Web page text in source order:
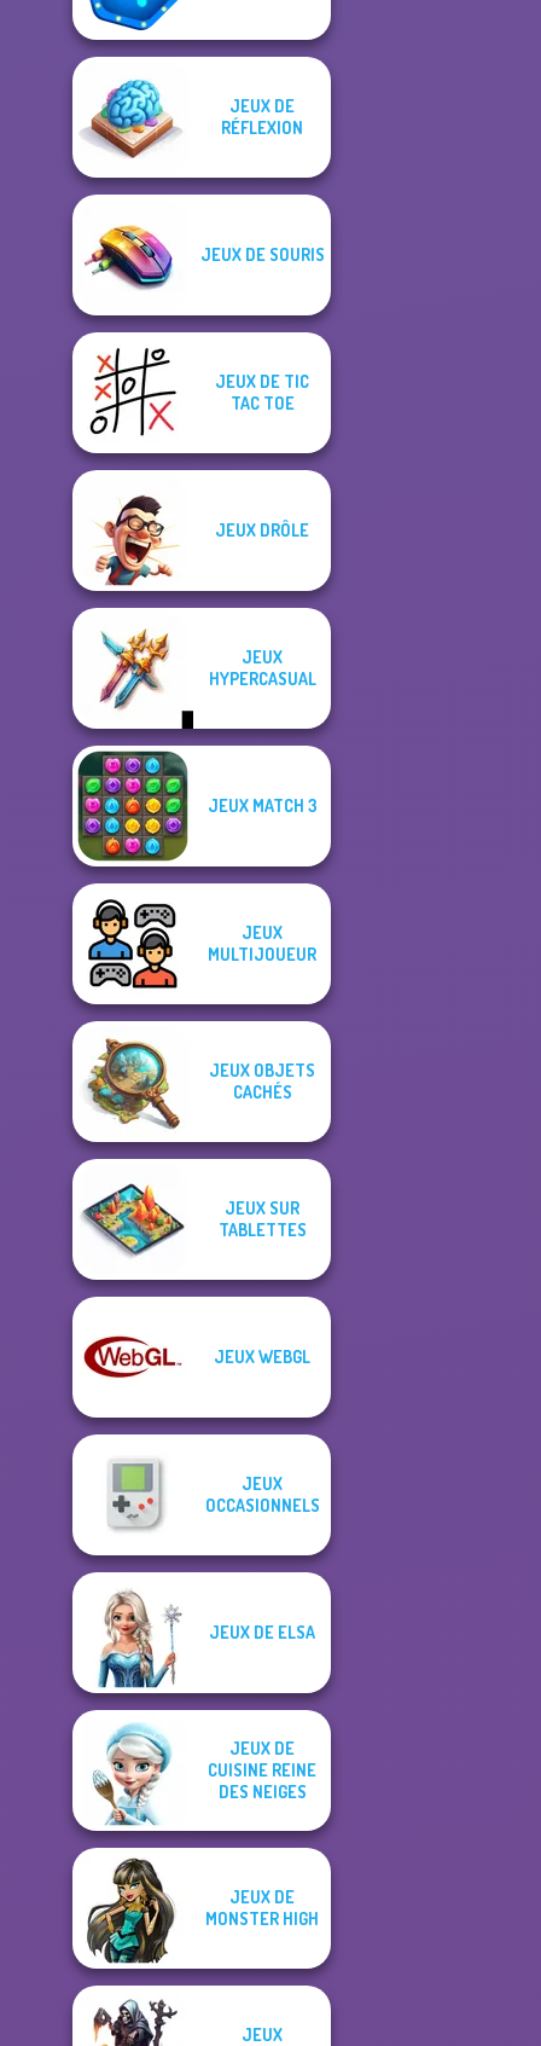
JEUX DE
RÉFLEXION
JEUX DE SOURIS
JEUX DE TIC
TAC TOE
JEUX DRÔLE
JEUX
HYPERCASUAL
JEUX MATCH 3
JEUX
MULTIJOUEUR
JEUX OBJETS
CACHÉS
JEUX SUR
TABLETTES
JEUX WEBGL
JEUX
OCCASIONNELS
JEUX DE ELSA
JEUX DE
CUISINE REINE
DES NEIGES
JEUX DE
MONSTER HIGH
JEUX